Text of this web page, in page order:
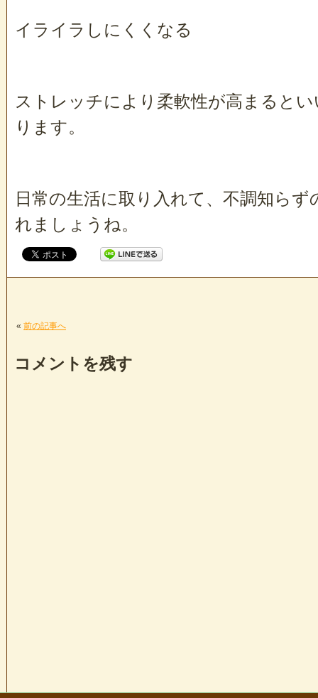
イライラしにくくなる
ストレッチにより柔軟性が高まると
ります。
日常の生活に取り入れて、不調知らず
れましょうね。
« 前の記事へ
コメントを残す